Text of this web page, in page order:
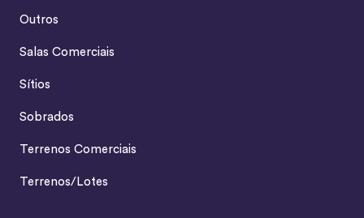
Outros
Salas Comerciais
Sítios
Sobrados
Terrenos Comerciais
Terrenos/Lotes